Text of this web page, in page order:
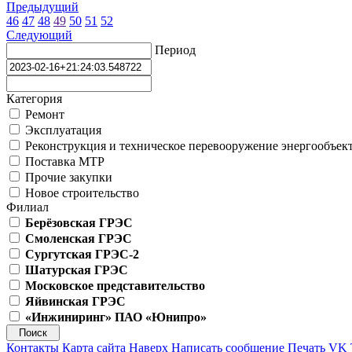
Предыдущий
46 47 48 49 50 51 52
Следующий
Период
Категория
Ремонт
Эксплуатация
Реконструкция и техническое перевооружение
Поставка МТР
Прочие закупки
Новое строительство
Филиал
Берёзовская ГРЭС
Смоленская ГРЭС
Сургутская ГРЭС-2
Шатурская ГРЭС
Московское представительство
Яйвинская ГРЭС
«Инжиниринг» ПАО «Юнипро»
Контакты Карта сайта Наверх Написать сообщение Печать VK